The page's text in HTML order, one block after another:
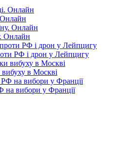
Онлайн
РФ і дрон у Лейпцигу
вибуху в Москві
на вибори у Франції